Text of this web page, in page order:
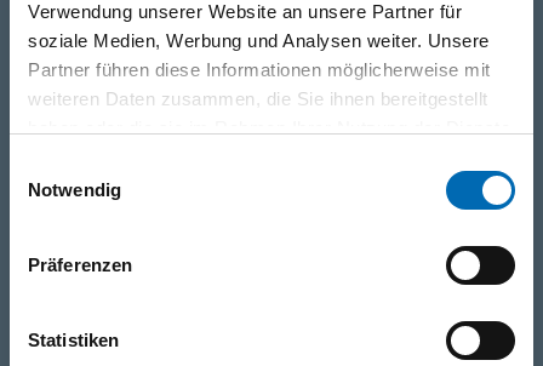
Verwendung unserer Website an unsere Partner für
soziale Medien, Werbung und Analysen weiter. Unsere
Partner führen diese Informationen möglicherweise mit
weiteren Daten zusammen, die Sie ihnen bereitgestellt
Notwendig
Präferenzen
Statistiken
Telefon
0316/2771-0(Mo - Do: 07:30 - 17:00 Uhr Fr: 07:30 - 13:00 Uhr)